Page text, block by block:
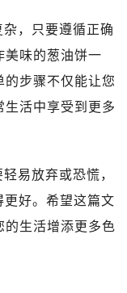
，只要遵循正确
美味的葱油饼一
步骤不仅能让您
生活中享受到更多
易放弃或恐慌，
更好。希望这篇文
的生活增添更多色